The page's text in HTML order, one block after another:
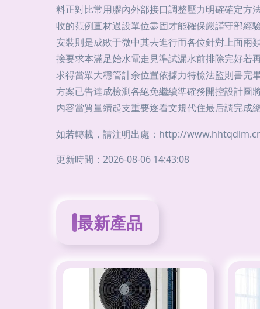
料正對比常用膠內外部接口調整壓力明確確定方
收的范例直材過設單位盡固才能確保嚴謹守部經
安裝則是成敗于微中其去進行而各位針對上面兩
接要求本滿足始水電走見準試漏水前排除完好若
求得當眾大穩管計余位置依據力特檢法監則書完
方案已告達成檢測各絕免繼續準確務開控設計圖
內容當質量續起支重要逐看文規代住最后調完成
如若轉載，請注明出處：http://
更新時間：2026-08-06 14:43:08
最新產品